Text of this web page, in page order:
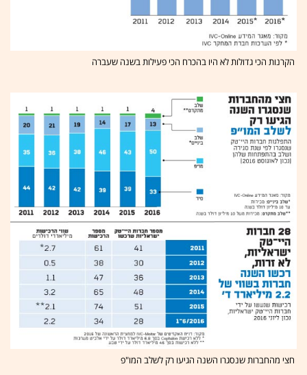
הקרנות הכי גדולות לא היו בהכרח הכי פעילות בשנה שעברה
חצי מהחברות שנסגרו השנה הגיעו רק לשלב המו"פ